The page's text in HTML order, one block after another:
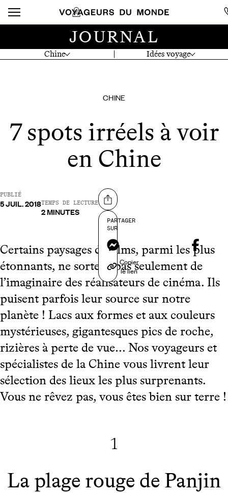
Chine Idées voyage
JOURNAL
CHINE
7 spots irréels à voir
en Chine
PUBLIÉ
5 JUIL. 2018TEMPS DE LECTURE
2 MINUTES
Partager sur
PARTAGER
SUR
Messenger
Copier
le lien
Certains paysages de films, parmi les plus
étonnants, ne sortent pas seulement de
l’imaginaire des réalisateurs de cinéma. Ils
puisent parfois leur source sur notre
planète ! Lacs aux formes et aux couleurs
mystérieuses, gigantesques pics de roche,
rizières à perte de vue… Nos voyageurs et
spécialistes de la Chine vous livrent leur
sélection des lieux les plus surprenants.
Vous ne rêvez pas, vous êtes bien sur terre !
1
La plage rouge de Panjin